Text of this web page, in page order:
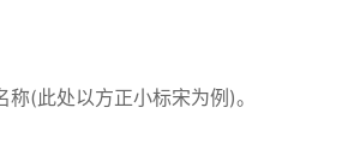
(此处以方正小标宋为例)。